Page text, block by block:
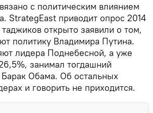
с политическим влиянием
StrategEast приводит опрос 2014
открыто заявили о том,
политику Владимира Путина.
лидера Поднебесной, а уже
занимал тогдашний
Обама. Об остальных
и говорить не приходится.